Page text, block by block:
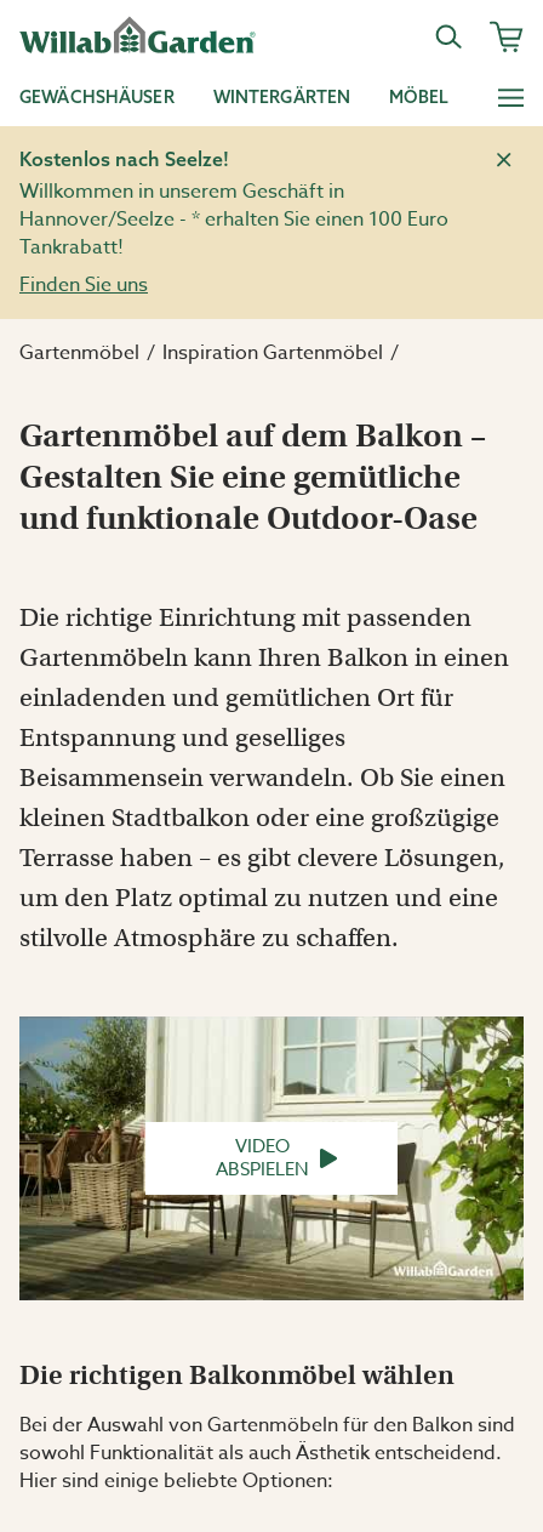
GEWÄCHSHÄUSER WINTERGÄRTEN MÖBEL
Kostenlos nach Seelze!
Willkommen in unserem Geschäft in
Hannover/Seelze - * erhalten Sie einen 100 Euro
Tankrabatt!
Finden Sie uns
Gartenmöbel Inspiration Gartenmöbel
Gartenmöbel auf dem Balkon –
Gestalten Sie eine gemütliche
und funktionale Outdoor-Oase
Die richtige Einrichtung mit passenden
Gartenmöbeln kann Ihren Balkon in einen
einladenden und gemütlichen Ort für
Entspannung und geselliges
Beisammensein verwandeln. Ob Sie einen
kleinen Stadtbalkon oder eine großzügige
Terrasse haben – es gibt clevere Lösungen,
um den Platz optimal zu nutzen und eine
stilvolle Atmosphäre zu schaffen.
VIDEO
ABSPIELEN
Die richtigen Balkonmöbel wählen
Bei der Auswahl von Gartenmöbeln für den Balkon sind
sowohl Funktionalität als auch Ästhetik entscheidend.
Hier sind einige beliebte Optionen: